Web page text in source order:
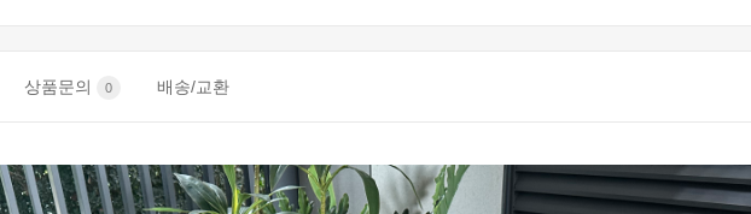
상품문의 0 배송/교환